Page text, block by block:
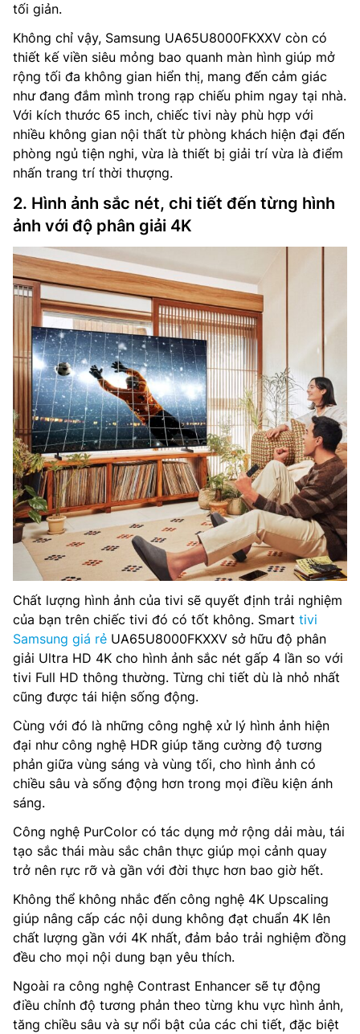
tối giản.
Không chỉ vậy, Samsung UA65U8000FKXXV còn có
thiết kế viền siêu mỏng bao quanh màn hình giúp mở
rộng tối đa không gian hiển thị, mang đến cảm giác
như đang đắm mình trong rạp chiếu phim ngay tại nhà.
Với kích thước 65 inch, chiếc tivi này phù hợp với
nhiều không gian nội thất từ phòng khách hiện đại đến
phòng ngủ tiện nghi, vừa là thiết bị giải trí vừa là điểm
nhấn trang trí thời thượng.
2. Hình ảnh sắc nét, chi tiết đến từng hình
ảnh với độ phân giải 4K
Chất lượng hình ảnh của tivi sẽ quyết định trải nghiệm
của bạn trên chiếc tivi đó có tốt không. Smart tivi
Samsung giá rẻ UA65U8000FKXXV sở hữu độ phân
giải Ultra HD 4K cho hình ảnh sắc nét gấp 4 lần so với
tivi Full HD thông thường. Từng chi tiết dù là nhỏ nhất
cũng được tái hiện sống động.
Cùng với đó là những công nghệ xử lý hình ảnh hiện
đại như công nghệ HDR giúp tăng cường độ tương
phản giữa vùng sáng và vùng tối, cho hình ảnh có
chiều sâu và sống động hơn trong mọi điều kiện ánh
sáng.
Công nghệ PurColor có tác dụng mở rộng dải màu, tái
tạo sắc thái màu sắc chân thực giúp mọi cảnh quay
trở nên rực rỡ và gần với đời thực hơn bao giờ hết.
Không thể không nhắc đến công nghệ 4K Upscaling
giúp nâng cấp các nội dung không đạt chuẩn 4K lên
chất lượng gần với 4K nhất, đảm bảo trải nghiệm đồng
đều cho mọi nội dung bạn yêu thích.
Ngoài ra công nghệ Contrast Enhancer sẽ tự động
điều chỉnh độ tương phản theo từng khu vực hình ảnh,
tăng chiều sâu và sự nổi bật của các chi tiết, đặc biệt